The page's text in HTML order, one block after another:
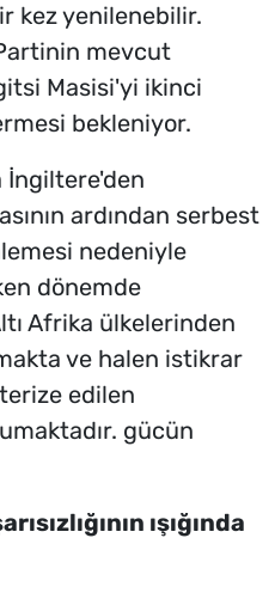
kez yenilenebilir.
mevcut
Masisi'yi ikinci
bekleniyor.
İngiltere'den
ardından serbest
nedeniyle
dönemde
Afrika ülkelerinden
ve halen istikrar
edilen
gücün
ışığında